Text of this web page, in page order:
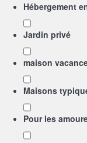
Hébergement
Jardin privé
maison
Maisons
Pour les